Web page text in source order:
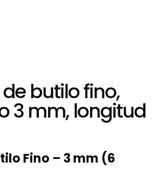
butilo fino,
3 mm, longitud
Fino – 3 mm (6